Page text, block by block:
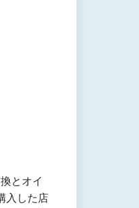
とオイ
入した店